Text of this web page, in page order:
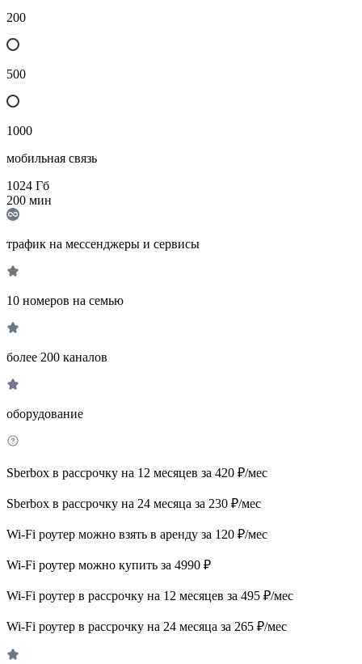
200
500
1000
мобильная связь
1024 Гб
200 мин
трафик на мессенджеры и сервисы
10 номеров на семью
более 200 каналов
оборудование
Sberbox в рассрочку на 12 месяцев за 420 ₽/мес
Sberbox в рассрочку на 24 месяца за 230 ₽/мес
Wi-Fi роутер можно взять в аренду за 120 ₽/мес
Wi-Fi роутер можно купить за 4990 ₽
Wi-Fi роутер в рассрочку на 12 месяцев за 495 ₽/мес
Wi-Fi роутер в рассрочку на 24 месяца за 265 ₽/мес